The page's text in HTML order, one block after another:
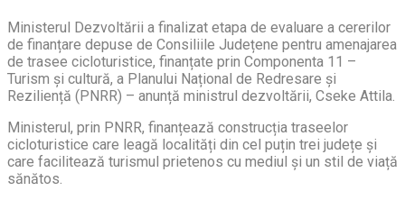
Ministerul Dezvoltării a finalizat etapa de evaluare a cererilor
de finanțare depuse de Consiliile Județene pentru amenajarea
de trasee cicloturistice, finanțate prin Componenta 11 –
Turism și cultură, a Planului Național de Redresare și
Reziliență (PNRR) – anunță ministrul dezvoltării, Cseke Attila.
Ministerul, prin PNRR, finanțează construcția traseelor
cicloturistice care leagă localități din cel puțin trei județe și
care facilitează turismul prietenos cu mediul și un stil de viață
sănătos.